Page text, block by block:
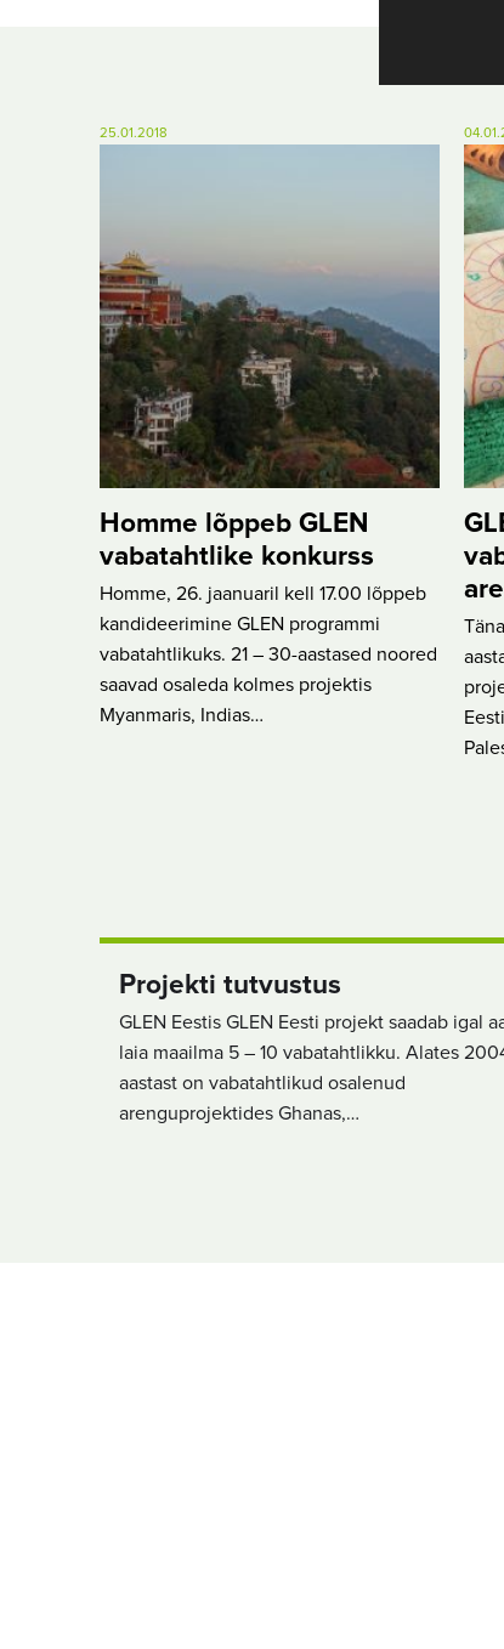
25.01.2018
Homme lõppeb GLEN
vabatahtlike konkurss
Homme, 26. jaanuaril kell 17.00 lõppeb
kandideerimine GLEN programmi
vabatahtlikuks. 21 – 30-aastased noored
saavad osaleda kolmes projektis
Myanmaris, Indias…
Projekti tutvustus
GLEN Eestis GLEN Eesti projekt saadab igal
laia maailma 5 – 10 vabatahtlikku. Alates
aastast on vabatahtlikud osalenud
arenguprojektides Ghanas,…